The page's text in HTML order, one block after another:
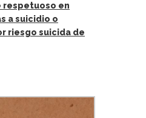
respetuoso en
a suicidio o
riesgo suicida de